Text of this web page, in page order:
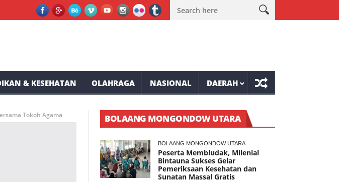
Kesehatan dan Sunatan Massal Gratis Wabup Minahasa Vasung Buka HUT
& KESEHATAN OLAHRAGA NASIONAL DAERAH
Tokoh Agama BOLAANG MONGONDOW UTARA
BOLAANG MONGONDOW UTARA
Peserta Membludak, Milenial
Bintauna Sukses Gelar
Pemeriksaan Kesehatan dan
Sunatan Massal Gratis